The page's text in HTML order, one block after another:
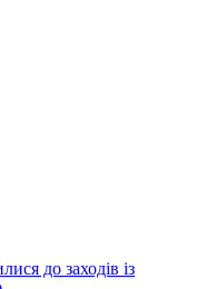
до заходів із